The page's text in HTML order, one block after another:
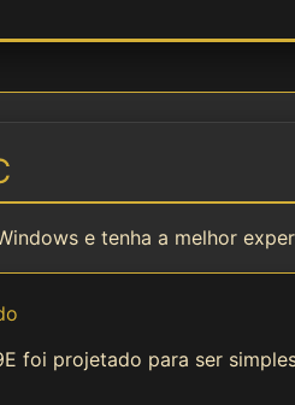
e tenha a melhor
foi projetado para ser